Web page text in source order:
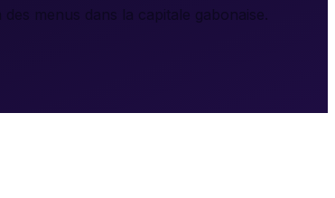
menus dans la capitale gabonaise.